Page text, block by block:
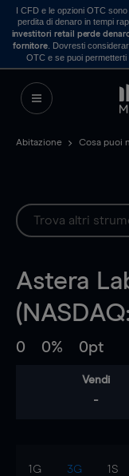
I CFD e le opzioni OTC
perdita di denaro in tempi
investitori retail perde
fornitore . Dovresti
OTC e se puoi permetterti
Abitazione Cosa puoi
Astera
0 0% 0pt
Vendi
-
1G 3G 1S